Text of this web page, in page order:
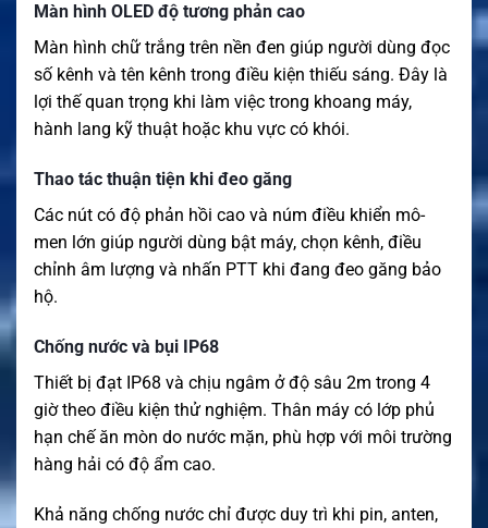
Màn hình OLED độ tương phản cao
Màn hình chữ trắng trên nền đen giúp người dùng đọc
số kênh và tên kênh trong điều kiện thiếu sáng. Đây là
lợi thế quan trọng khi làm việc trong khoang máy,
hành lang kỹ thuật hoặc khu vực có khói.
Thao tác thuận tiện khi đeo găng
Các nút có độ phản hồi cao và núm điều khiển mô-
men lớn giúp người dùng bật máy, chọn kênh, điều
chỉnh âm lượng và nhấn PTT khi đang đeo găng bảo
hộ.
Chống nước và bụi IP68
Thiết bị đạt IP68 và chịu ngâm ở độ sâu 2m trong 4
giờ theo điều kiện thử nghiệm. Thân máy có lớp phủ
hạn chế ăn mòn do nước mặn, phù hợp với môi trường
hàng hải có độ ẩm cao.
Khả năng chống nước chỉ được duy trì khi pin, anten,